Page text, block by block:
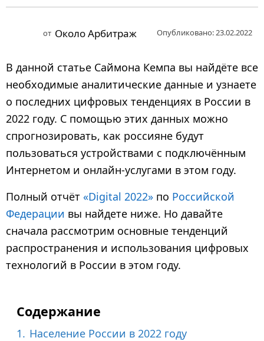
а
о
д
а
н
а
з
а
от Около Арбитраж Опубликовано: 23.02.2022
В данной статье Саймона Кемпа вы найдёте все
необходимые аналитические данные и узнаете
о последних цифровых тенденциях в России в
2022 году. С помощью этих данных можно
спрогнозировать, как россияне будут
пользоваться устройствами с подключённым
Интернетом и онлайн-услугами в этом году.
Полный отчёт «Digital 2022» по Российской
Федерации вы найдете ниже. Но давайте
сначала рассмотрим основные тенденций
распространения и использования цифровых
технологий в России в этом году.
Содержание
1. Население России в 2022 году